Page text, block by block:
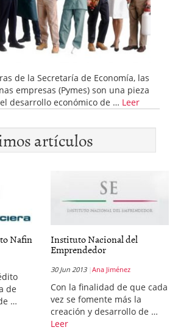
de la Secretaría de Economía, las
empresas (Pymes) son una pieza
desarrollo económico de … Leer
artículos
Nafin
de
…
Instituto Nacional del
Emprendedor
30 Jun 2013 Ana Jiménez
Con la finalidad de que cada
vez se fomente más la
creación y desarrollo de …
Leer